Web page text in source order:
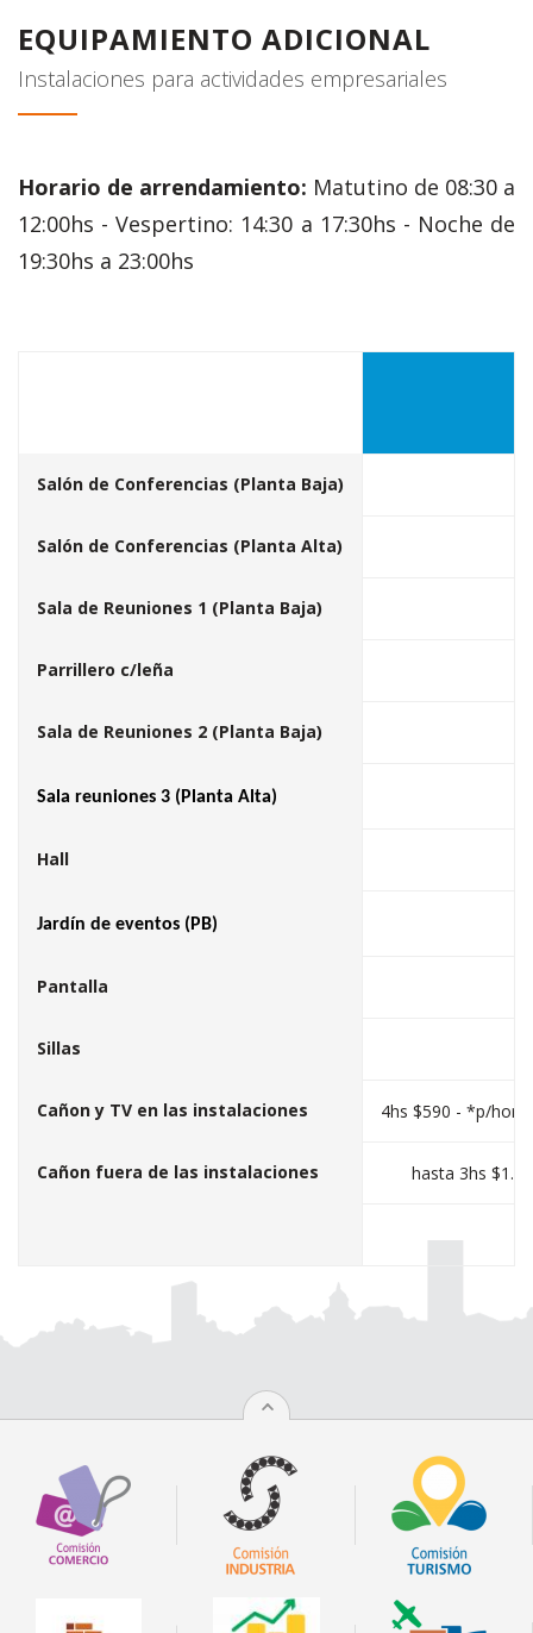
EQUIPAMIENTO ADICIONAL
Instalaciones para actividades empresariales
Horario de arrendamiento: Matutino de 08:30 a
12:00hs - Vespertino: 14:30 a 17:30hs - Noche de
19:30hs a 23:00hs
Salón de Conferencias (Planta Baja)
Salón de Conferencias (Planta Alta)
Sala de Reuniones 1 (Planta Baja)
Parrillero c/leña
Sala de Reuniones 2 (Planta Baja)
Sala reuniones 3 (Planta Alta)
Hall
Jardín de eventos (PB)
Pantalla
Sillas
Cañon y TV en las instalaciones 4hs $590 - *p/hora
Cañon fuera de las instalaciones hasta 3hs